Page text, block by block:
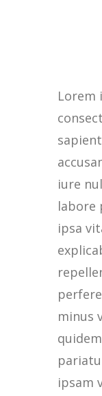
Lorem
iure
labore
ipsa
minus
ipsam